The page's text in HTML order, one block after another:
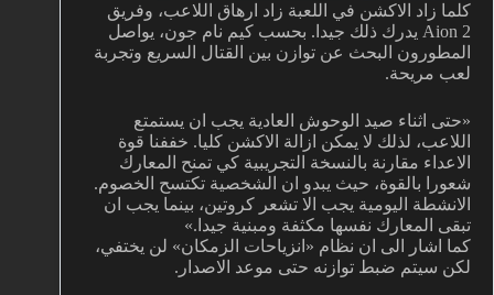
كلما زاد الاكشن في اللعبة زاد ارهاق اللاعب، وفريق
Aion 2 يدرك ذلك جيدا. بحسب كيم نام جون، يواصل
المطورون البحث عن توازن بين القتال السريع وتجربة
لعب مريحة.
«حتى اثناء صيد الوحوش العادية يجب ان يستمتع
اللاعب، لذلك لا يمكن ازالة الاكشن كليا. خففنا قوة
الاعداء مقارنة بالنسخة التجريبية كي تمنح المعارك
شعورا بالقوة، حيث يبدو ان الشخصية تكتسح الخصوم.
الانشطة اليومية يجب الا تشعر كروتين، بينما يجب ان
تبقى المعارك نفسها مكثفة ومبنية جيدا.»
كما اشار الى ان نظام «انزياحات الزمكان» لن يختفي،
لكن سيتم ضبط توازنه حتى موعد الاصدار.